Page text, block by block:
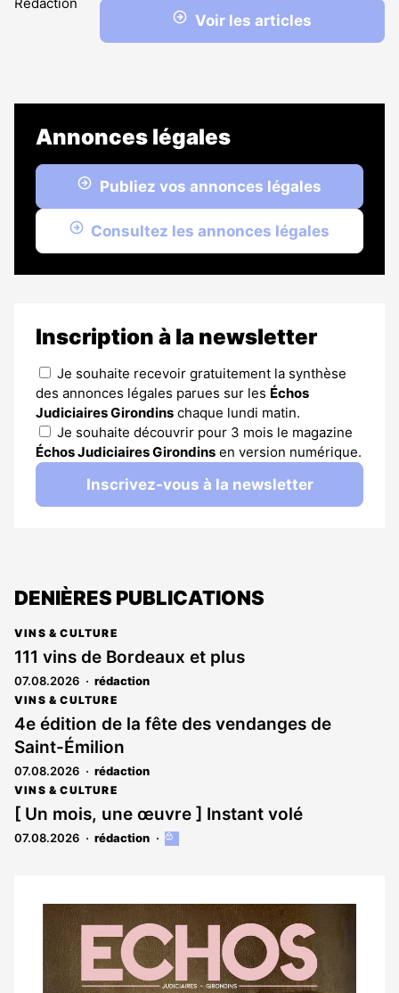
Voir les articles
Annonces légales
Publiez vos annonces légales
Consultez les annonces légales
Inscription à la newsletter
Je souhaite recevoir gratuitement la synthèse
des annonces légales parues sur les Échos
Judiciaires Girondins chaque lundi matin.
Je souhaite découvrir pour 3 mois le magazine
Échos Judiciaires Girondins en version numérique.
Inscrivez-vous à la newsletter
DENIÈRES PUBLICATIONS
VINS & CULTURE
111 vins de Bordeaux et plus
07.08.2026 rédaction
VINS & CULTURE
4e édition de la fête des vendanges de
Saint-Émilion
07.08.2026 rédaction
VINS & CULTURE
[ Un mois, une œuvre ] Instant volé
07.08.2026 rédaction
Cet
aux
abonnés
Notre
dernier
magazine